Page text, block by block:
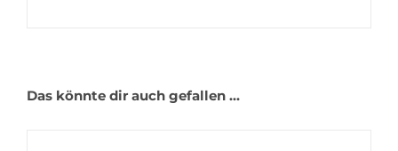
Das könnte dir auch gefallen …